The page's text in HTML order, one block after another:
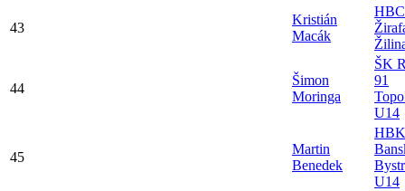
43
Kristián
Macák
44
Šimon
Moringa
ŠK
91
U14
45
Martin
Benedek
U14